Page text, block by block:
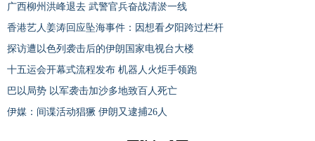
广西柳州洪峰退去 武警官兵奋战清淤一线
香港艺人姜涛回应坠海事件：因想看夕阳跨过栏杆
探访遭以色列袭击后的伊朗国家电视台大楼
十五运会开幕式流程发布 机器人火炬手领跑
巴以局势 以军袭击加沙多地致百人死亡
伊媒：间谍活动猖獗 伊朗又逮捕26人